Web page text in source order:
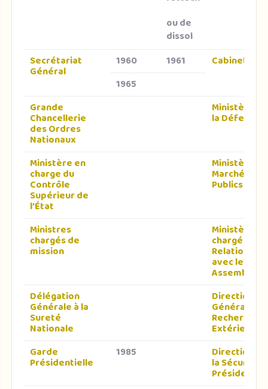
ou de
dissol
Secrétariat
Général
1960 1961
Cabinet civil
1965
Grande
Chancellerie
des Ordres
Nationaux
Ministère de
la Défense
Ministère en
charge du
Contrôle
Supérieur de
l’État
Ministère
Marchés
Publics
Ministres
chargés de
mission
Ministère
chargé des
Relations
avec les
Assemblées
Délégation
Générale à la
Sureté
Nationale
Direction
Générale à
Recherche
Extérieure
Garde
Présidentielle
1985 Direction de
la Sécurité